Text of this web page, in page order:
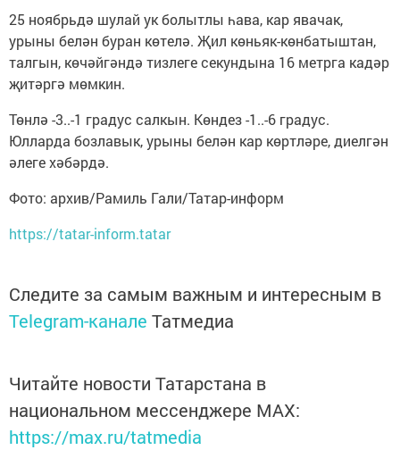
25 ноябрьдә шулай ук болытлы һава, кар явачак,
урыны белән буран көтелә. Җил көньяк-көнбатыштан,
талгын, көчәйгәндә тизлеге секундына 16 метрга кадәр
җитәргә мөмкин.
Төнлә -3..-1 градус салкын. Көндез -1..-6 градус.
Юлларда бозлавык, урыны белән кар көртләре, диелгән
әлеге хәбәрдә.
Фото: архив/Рамиль Гали/Татар-информ
https://tatar-inform.tatar
Следите за самым важным и интересным в
Telegram-канале Татмедиа
Читайте новости Татарстана в
национальном мессенджере MАХ:
https://max.ru/tatmedia